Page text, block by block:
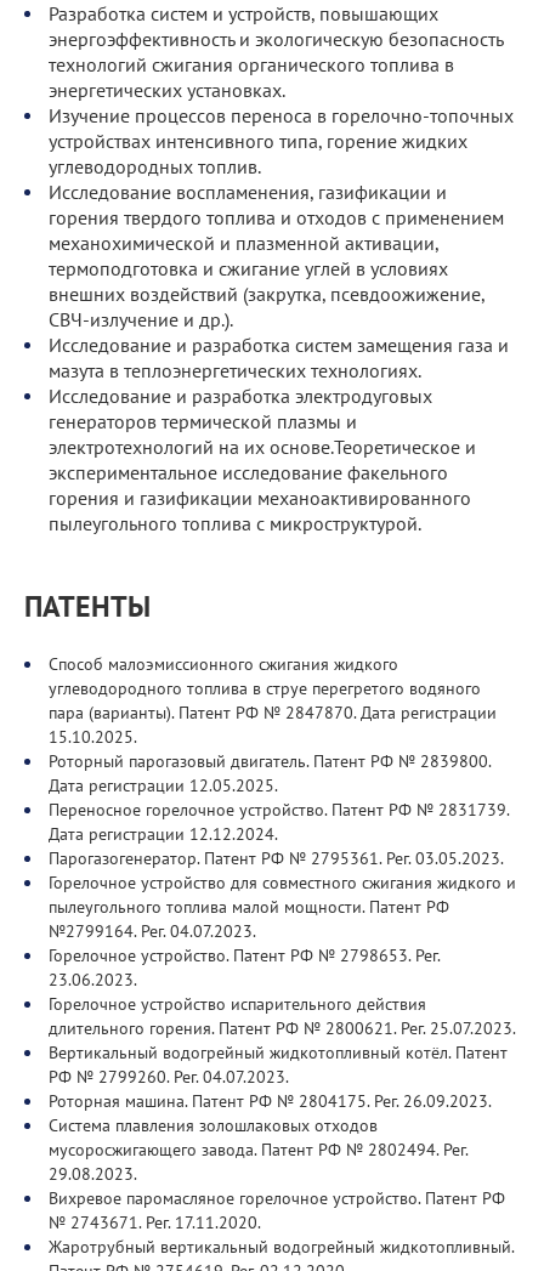
Разработка систем и устройств, повышающих
энергоэффективность и экологическую безопасность
технологий сжигания органического топлива в
энергетических установках.
Изучение процессов переноса в горелочно-топочных
устройствах интенсивного типа, горение жидких
углеводородных топлив.
Исследование воспламенения, газификации и
горения твердого топлива и отходов с применением
механохимической и плазменной активации,
термоподготовка и сжигание углей в условиях
внешних воздействий (закрутка, псевдоожижение,
СВЧ-излучение и др.).
Исследование и разработка систем замещения газа и
мазута в теплоэнергетических технологиях.
Исследование и разработка электродуговых
генераторов термической плазмы и
электротехнологий на их основе.Теоретическое и
экспериментальное исследование факельного
горения и газификации механоактивированного
пылеугольного топлива с микроструктурой.
ПАТЕНТЫ
Способ малоэмиссионного сжигания жидкого
углеводородного топлива в струе перегретого водяного
пара (варианты). Патент РФ № 2847870. Дата регистрации
15.10.2025.
Роторный парогазовый двигатель. Патент РФ № 2839800.
Дата регистрации 12.05.2025.
Переносное горелочное устройство. Патент РФ № 2831739.
Дата регистрации 12.12.2024.
Парогазогенератор. Патент РФ № 2795361. Рег. 03.05.2023.
Горелочное устройство для совместного сжигания жидкого и
пылеугольного топлива малой мощности. Патент РФ
№2799164. Рег. 04.07.2023.
Горелочное устройство. Патент РФ № 2798653. Рег.
23.06.2023.
Горелочное устройство испарительного действия
длительного горения. Патент РФ № 2800621. Рег. 25.07.2023.
Вертикальный водогрейный жидкотопливный котёл. Патент
РФ № 2799260. Рег. 04.07.2023.
Роторная машина. Патент РФ № 2804175. Рег. 26.09.2023.
Система плавления золошлаковых отходов
мусоросжигающего завода. Патент РФ № 2802494. Рег.
29.08.2023.
Вихревое паромасляное горелочное устройство. Патент РФ
№ 2743671. Рег. 17.11.2020.
Жаротрубный вертикальный водогрейный жидкотопливный.